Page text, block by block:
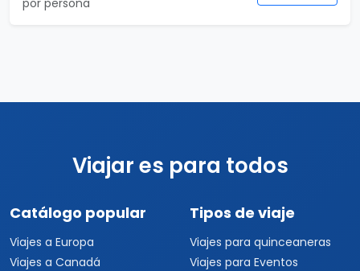
por persona
Viajar es para todos
Catálogo popular
Viajes a Europa
Viajes a Canadá
Tipos de viaje
Viajes para quinceaneras
Viajes para Eventos